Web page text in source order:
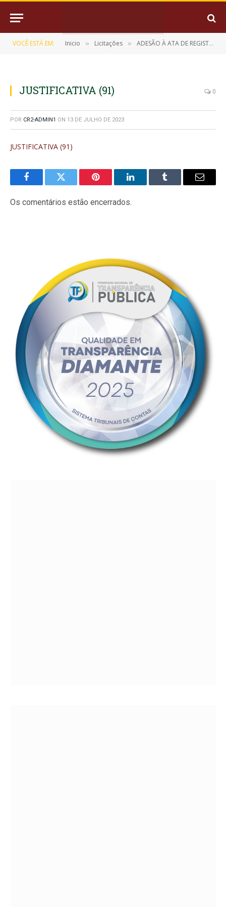
VOCÊ ESTÁ EM: Inicio » Licitações » ADESÃO À ATA DE REGISTRO DE PREÇOS Nº 001/2023 (Aquisição de Gêneros Alimentícios para Merenda Escolar)
JUSTIFICATIVA (91) 0
POR CR2-ADMIN1 ON 13 DE JULHO DE 2023
JUSTIFICATIVA (91)
FacebookTwitter Pinterest LinkedInTumblr
E-
Os comentários estão encerrados.